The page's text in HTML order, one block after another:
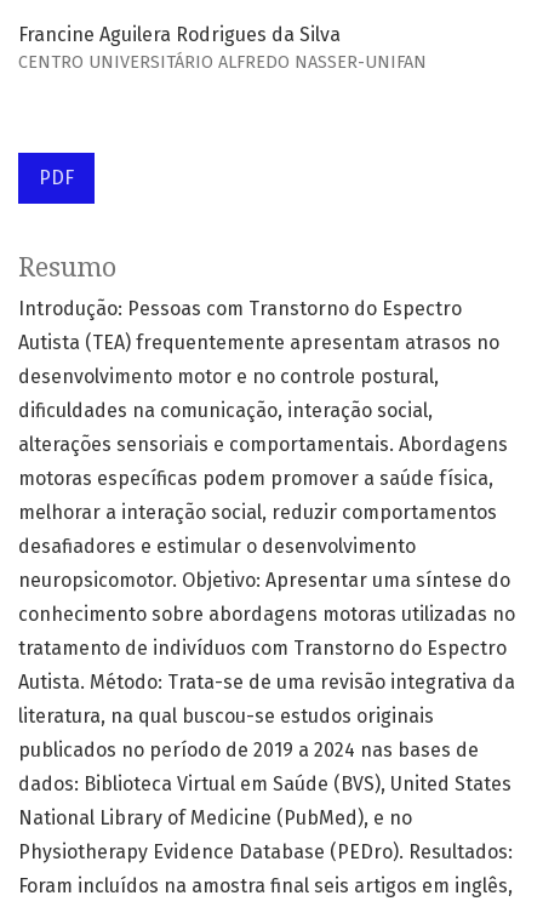
Francine Aguilera Rodrigues da Silva
CENTRO UNIVERSITÁRIO ALFREDO NASSER-UNIFAN
PDF
Resumo
Introdução: Pessoas com Transtorno do Espectro
Autista (TEA) frequentemente apresentam atrasos no
desenvolvimento motor e no controle postural,
dificuldades na comunicação, interação social,
alterações sensoriais e comportamentais. Abordagens
motoras específicas podem promover a saúde física,
melhorar a interação social, reduzir comportamentos
desafiadores e estimular o desenvolvimento
neuropsicomotor. Objetivo: Apresentar uma síntese do
conhecimento sobre abordagens motoras utilizadas no
tratamento de indivíduos com Transtorno do Espectro
Autista. Método: Trata-se de uma revisão integrativa da
literatura, na qual buscou-se estudos originais
publicados no período de 2019 a 2024 nas bases de
dados: Biblioteca Virtual em Saúde (BVS), United States
National Library of Medicine (PubMed), e no
Physiotherapy Evidence Database (PEDro). Resultados:
Foram incluídos na amostra final seis artigos em inglês,